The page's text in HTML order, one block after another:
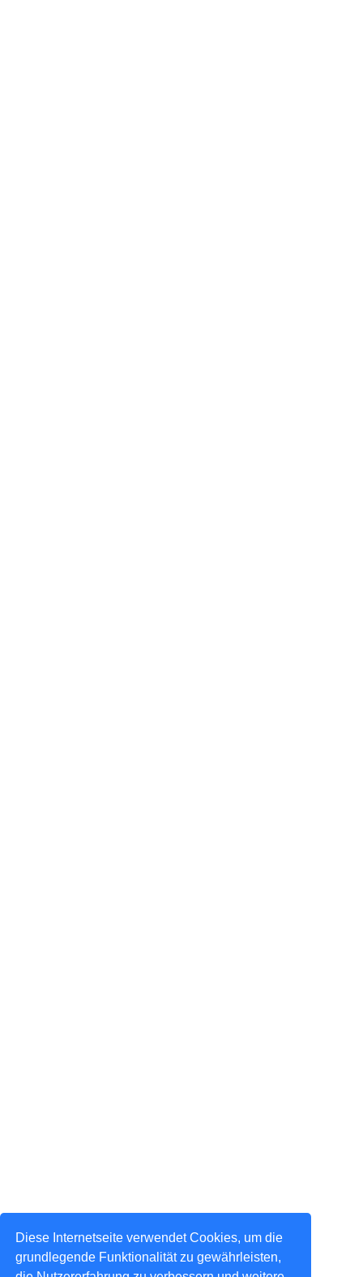
Diese Internetseite verwendet Cookies, um die
grundlegende Funktionalität zu gewährleisten,